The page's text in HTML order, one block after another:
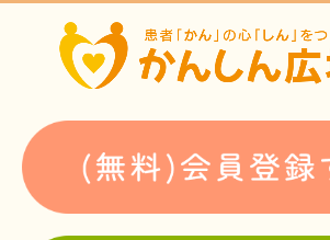
ホーム
患者会・支援団体紹介
疾患別検索
疾患分類検索